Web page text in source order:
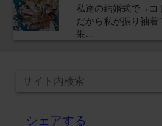
私達の結婚式で→コ
だから私が振り袖
果…
シェアする